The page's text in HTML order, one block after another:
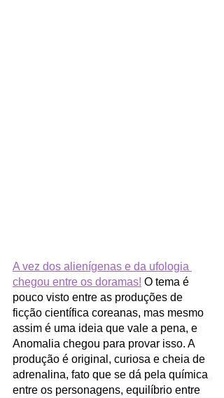
A vez dos alienígenas e da ufologia
chegou entre os doramas! O tema é
pouco visto entre as produções de
ficção científica coreanas, mas mesmo
assim é uma ideia que vale a pena, e
Anomalia chegou para provar isso. A
produção é original, curiosa e cheia de
adrenalina, fato que se dá pela química
entre os personagens, equilíbrio entre